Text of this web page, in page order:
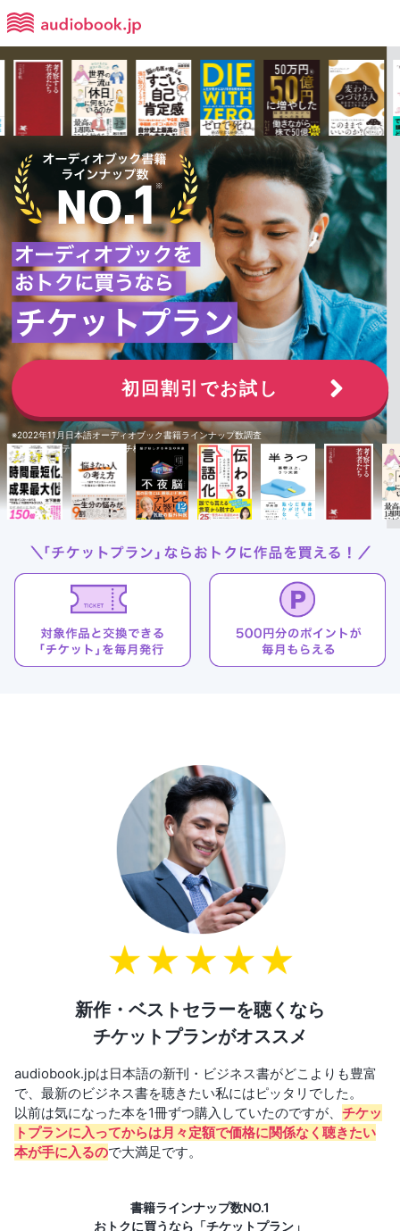
初回割引でお試し
※2022年11月日本語オーディオブック書籍ラインナップ数調査
※日本マーケティングリサーチ機構調べ
新作・ベストセラーを聴くなら
チケットプランがオススメ
audiobook.jpは日本語の新刊・ビジネス書がどこよりも豊富
で、最新のビジネス書を聴きたい私にはピッタリでした。
以前は気になった本を1冊ずつ購入していたのですが、 チケッ
トプランに入ってからは月々定額で価格に関係なく聴きたい
本が手に入るので大満足です。
書籍ラインナップ数NO.1
おトクに買うなら「チケットプラン」